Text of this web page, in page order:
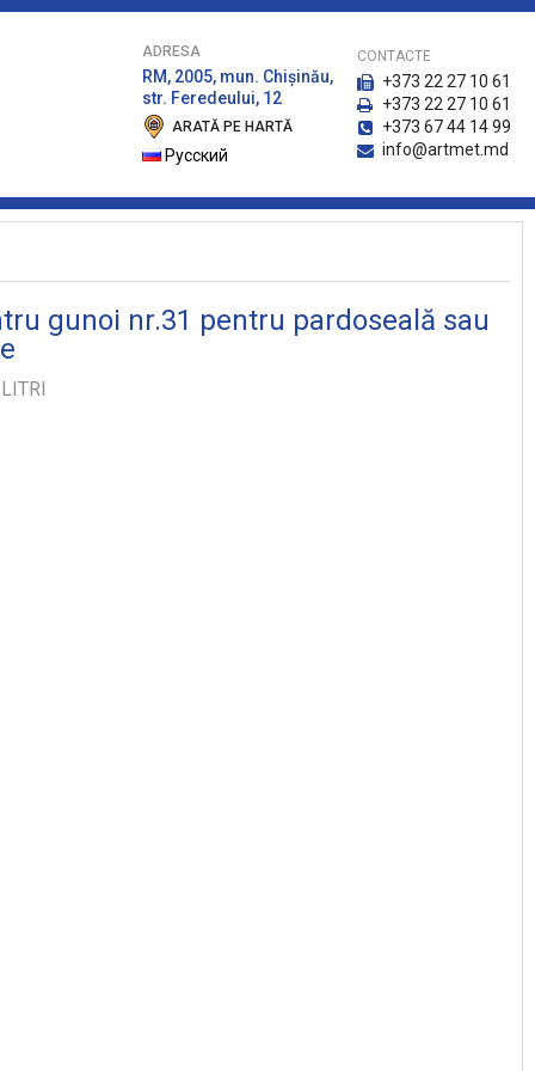
ADRESA
RM, 2005, mun. Chişinău,
str. Feredeului, 12
ARATĂ PE HARTĂ
Русский
CONTACTE
+373 22 27 10 61
+373 22 27 10 61
+373 67 44 14 99
info@artmet.md
gunoi nr.31 pentru pardoseală sau